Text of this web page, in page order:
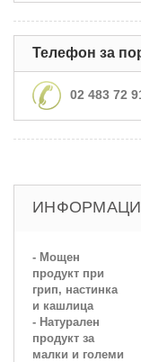
Телефон за
02 483 72
- Мощен
продукт при
грип, настинка
и кашлица
- Натурален
продукт за
малки и големи